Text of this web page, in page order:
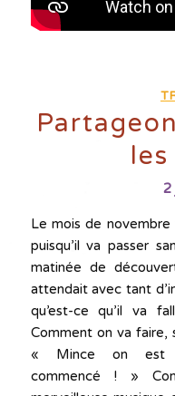
2
Le mois de
puisqu’il va passer
matinée de
attendait avec tant
qu’est-ce qu’il va
Comment on va faire,
« Mince on est
commencé ! »